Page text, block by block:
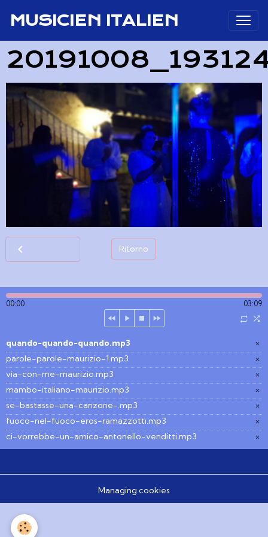
MUSICIEN ITALIEN
Ritorno
00:00 03:09
×
quando-quando-quando.mp3
×
parole-parole-maurizio-1.mp3
×
via-con-me-maurizio.mp3
×
mambo-italiano-maurizio.mp3
×
se-bastasse-una-canzone-.mp3
×
fuoco-nel-fuoco-eros-ramazzotti.mp3
×
ci-vorrebbe-un-amico-antonello-venditti.mp3
Managing cookies